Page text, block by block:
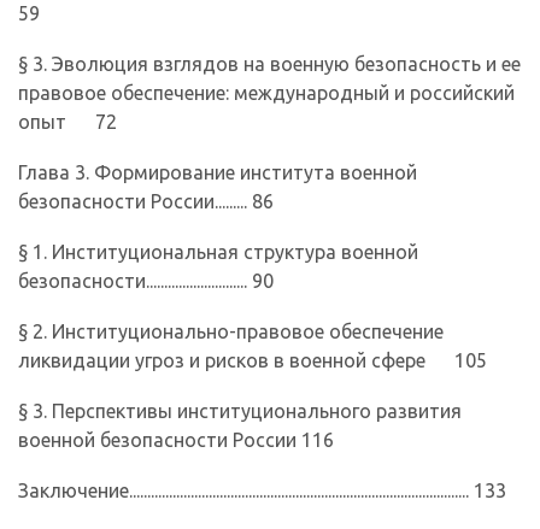
59
§ 3. Эволюция взглядов на военную безопасность и ее
правовое обеспе­чение: международный и российский
опыт 72
Глава 3. Формирование института военной
безопасности России......... 86
§ 1. Институциональная структура военной
безопасности............................ 90
§ 2. Институционально-правовое обеспечение
ликвидации угроз и рис­ков в военной сфере 105
§ 3. Перспективы институционального развития
военной безопасности России 116
Заключение.............................................................................................. 133